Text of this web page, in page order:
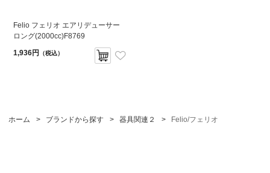
Felio フェリオ エアリデューサー
ロング(2000cc)F8769
1,936円 （税込）
ホーム > ブランドから探す > 器具関連２ > Felio/フェリオ